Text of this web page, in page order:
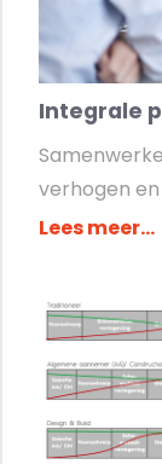
Integrale
verhogen
Lees meer...